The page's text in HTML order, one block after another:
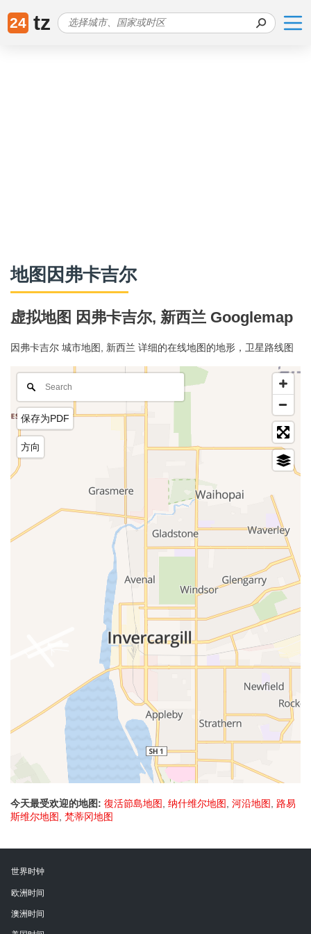
24 tz
地图因弗卡吉尔
虚拟地图 因弗卡吉尔, 新西兰 Googlemap
因弗卡吉尔 城市地图, 新西兰 详细的在线地图的地形，卫星路线图
保存为PDF
方向
今天最受欢迎的地图: 復活節島地图, 纳什维尔地图, 河沿地图, 路易
斯维尔地图, 梵蒂冈地图
世界时钟
欧洲时间
澳洲时间